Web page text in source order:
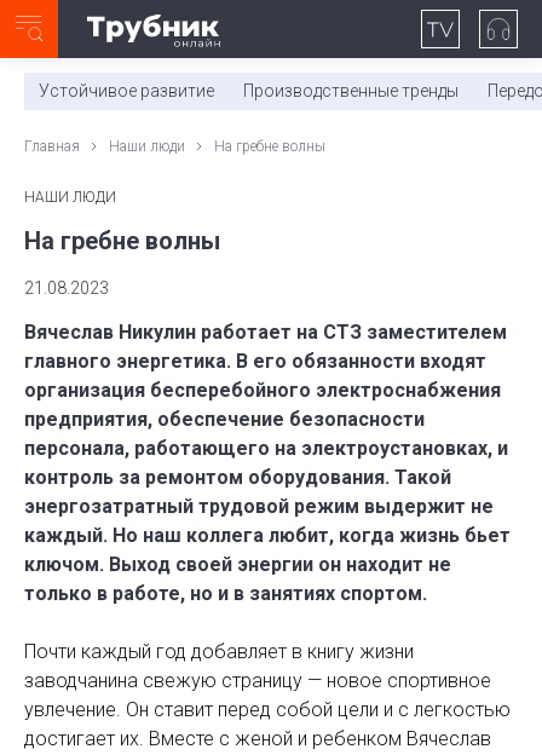
0:00/ 11:03
Устойчивое развитие Производственные тренды
Главная Наши люди На гребне волны
НАШИ ЛЮДИ
На гребне волны
21.08.2023
Вячеслав Никулин работает на СТЗ заместителем
главного энергетика. В его обязанности входят
организация бесперебойного электроснабжения
предприятия, обеспечение безопасности
персонала, работающего на электроустановках, и
контроль за ремонтом оборудования. Такой
энергозатратный трудовой режим выдержит не
каждый. Но наш коллега любит, когда жизнь бьет
ключом. Выход своей энергии он находит не
только в работе, но и в занятиях спортом.
Почти каждый год добавляет в книгу жизни
заводчанина свежую страницу — новое спортивное
увлечение. Он ставит перед собой цели и с легкостью
достигает их. Вместе с женой и ребенком Вячеслав